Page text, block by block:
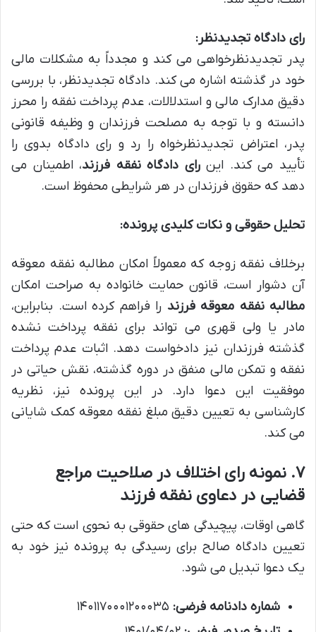
رای دادگاه تجدیدنظر:
پدر تجدیدنظرخواهی می کند و مجدداً به مشکلات مالی
خود در گذشته اشاره می کند. دادگاه تجدیدنظر، با بررسی
دقیق مدارک مالی و استدلالات، عدم پرداخت نفقه را محرز
دانسته و با توجه به مصلحت فرزندان و وظیفه قانونی
پدر، اعتراض تجدیدنظرخواه را رد و رای دادگاه بدوی را
تأیید می کند. اینرای دادگاه نفقه فرزند، اطمینان می
دهد که حقوق فرزندان در هر شرایطی محفوظ است.
تحلیل حقوقی و نکات کلیدی پرونده:
برخلاف نفقه زوجه که معمولاً امکان مطالبه نفقه معوقه
آن دشوار است، قانون حمایت خانواده به صراحت امکان
مطالبه نفقه معوقه فرزند را فراهم کرده است. بنابراین،
مادر یا ولی قهری می تواند برای نفقه پرداخت نشده
گذشته فرزندان نیز دادخواست دهد. اثبات عدم پرداخت
نفقه و تمکن مالی منفق در دوره گذشته، نقش حیاتی در
موفقیت این دعوا دارد. در این پرونده نیز، نظریه
کارشناسی به تعیین دقیق مبلغ نفقه معوقه کمک شایانی
می کند.
۷. نمونه رای اختلاف در صلاحیت مراجع
قضایی در دعاوی نفقه فرزند
گاهی اوقات، پیچیدگی های حقوقی به نحوی است که حتی
تعیین دادگاه صالح برای رسیدگی به پرونده نیز خود به
یک دعوا تبدیل می شود.
شماره دادنامه فرضی: